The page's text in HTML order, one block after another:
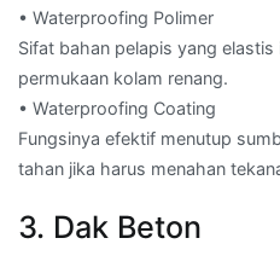
• Waterproofing Polimer
Sifat bahan pelapis yang
permukaan kolam renang.
• Waterproofing Coating
Fungsinya efektif menutup
tahan jika harus menahan
3. Dak Beton